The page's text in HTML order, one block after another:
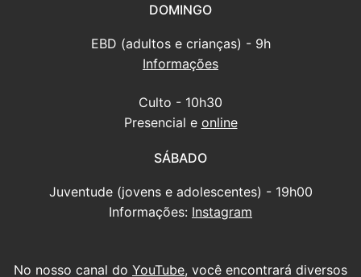
DOMINGO
EBD (adultos e crianças) - 9h
Informações
Culto - 10h30
Presencial e online
SÁBADO
Juventude (jovens e adolescentes) - 19h00
Informações: Instagram
No nosso canal do YouTube, você encontrará diversos